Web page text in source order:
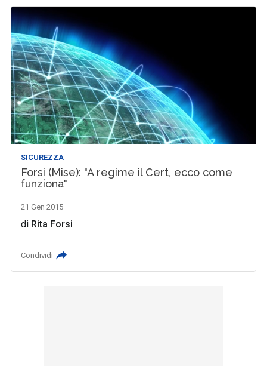
SICUREZZA
Forsi (Mise): "A regime il Cert, ecco come
funziona"
21 Gen 2015
di Rita Forsi
Condividi